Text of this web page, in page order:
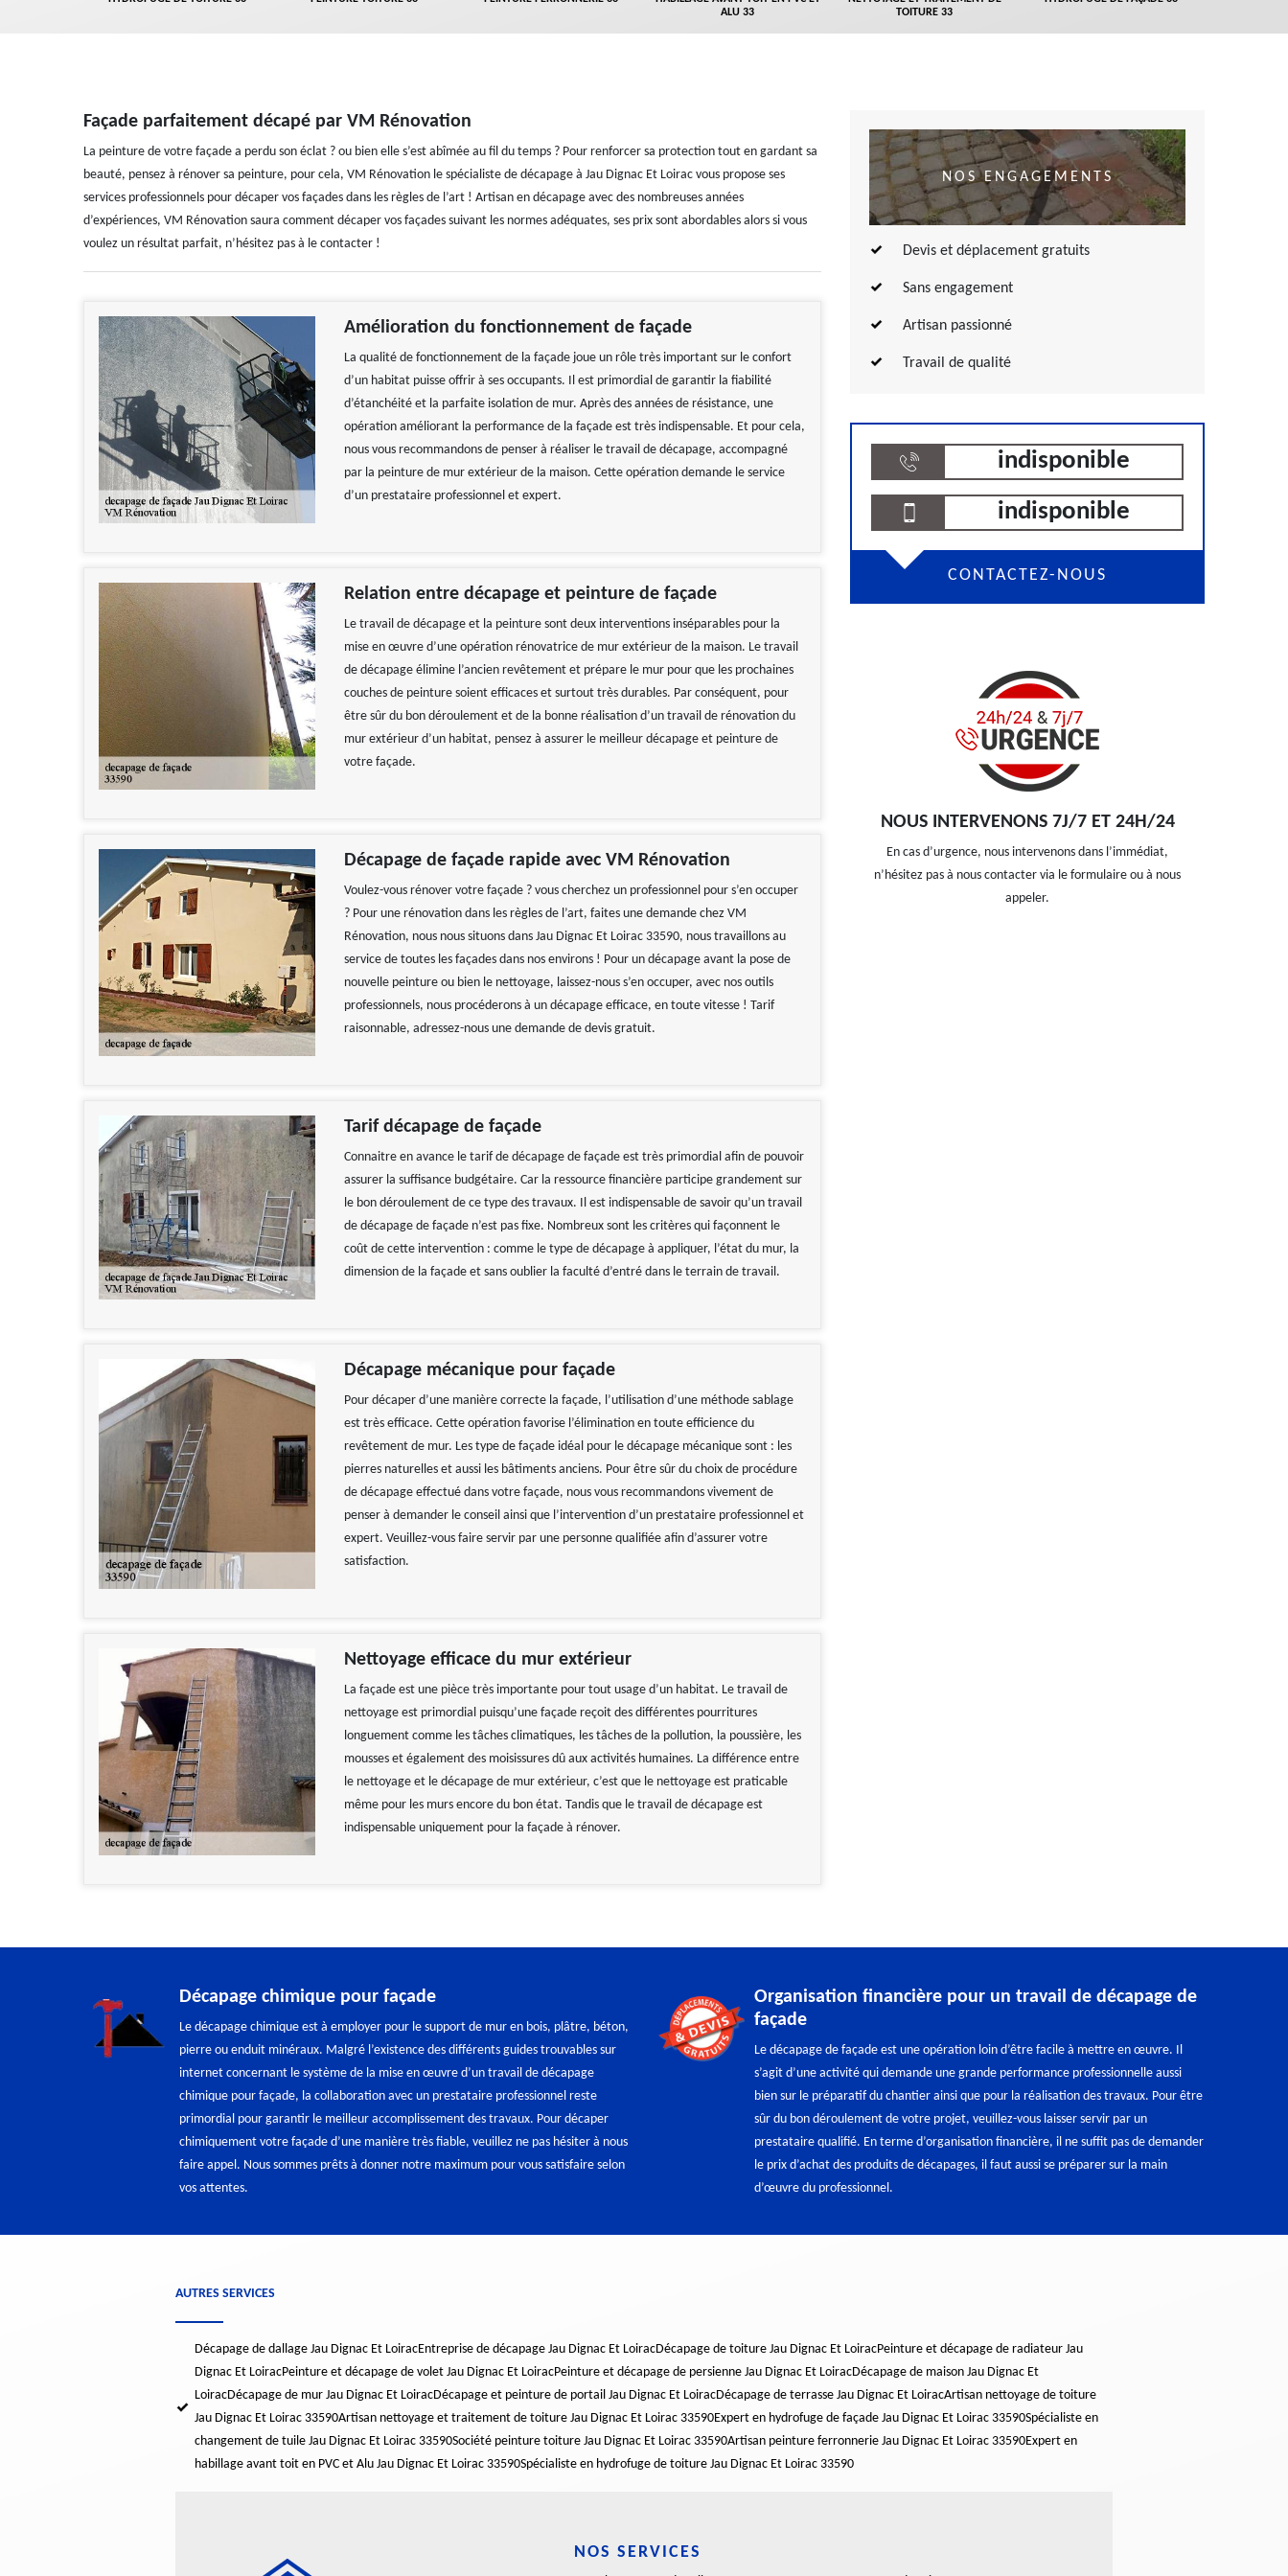
ALU 33
TOITURE 33
Façade parfaitement décapé par VM Rénovation
La peinture de votre façade a perdu son éclat ? ou bien elle s’est abîmée au fil du temps ? Pour renforcer sa protection tout en gardant sa
beauté, pensez à rénover sa peinture, pour cela, VM Rénovation le spécialiste de décapage à Jau Dignac Et Loirac vous propose ses
services professionnels pour décaper vos façades dans les règles de l’art ! Artisan en décapage avec des nombreuses années
d’expériences, VM Rénovation saura comment décaper vos façades suivant les normes adéquates, ses prix sont abordables alors si vous
voulez un résultat parfait, n’hésitez pas à le contacter !
Amélioration du fonctionnement de façade
La qualité de fonctionnement de la façade joue un rôle très important sur le confort
d’un habitat puisse offrir à ses occupants. Il est primordial de garantir la fiabilité
d’étanchéité et la parfaite isolation de mur. Après des années de résistance, une
opération améliorant la performance de la façade est très indispensable. Et pour cela,
nous vous recommandons de penser à réaliser le travail de décapage, accompagné
par la peinture de mur extérieur de la maison. Cette opération demande le service
d’un prestataire professionnel et expert.
Relation entre décapage et peinture de façade
Le travail de décapage et la peinture sont deux interventions inséparables pour la
mise en œuvre d’une opération rénovatrice de mur extérieur de la maison. Le travail
de décapage élimine l’ancien revêtement et prépare le mur pour que les prochaines
couches de peinture soient efficaces et surtout très durables. Par conséquent, pour
être sûr du bon déroulement et de la bonne réalisation d’un travail de rénovation du
mur extérieur d’un habitat, pensez à assurer le meilleur décapage et peinture de
votre façade.
Décapage de façade rapide avec VM Rénovation
Voulez-vous rénover votre façade ? vous cherchez un professionnel pour s’en occuper
? Pour une rénovation dans les règles de l’art, faites une demande chez VM
Rénovation, nous nous situons dans Jau Dignac Et Loirac 33590, nous travaillons au
service de toutes les façades dans nos environs ! Pour un décapage avant la pose de
nouvelle peinture ou bien le nettoyage, laissez-nous s’en occuper, avec nos outils
professionnels, nous procéderons à un décapage efficace, en toute vitesse ! Tarif
raisonnable, adressez-nous une demande de devis gratuit.
Tarif décapage de façade
Connaitre en avance le tarif de décapage de façade est très primordial afin de pouvoir
assurer la suffisance budgétaire. Car la ressource financière participe grandement sur
le bon déroulement de ce type des travaux. Il est indispensable de savoir qu’un travail
de décapage de façade n’est pas fixe. Nombreux sont les critères qui façonnent le
coût de cette intervention : comme le type de décapage à appliquer, l’état du mur, la
dimension de la façade et sans oublier la faculté d’entré dans le terrain de travail.
Décapage mécanique pour façade
Pour décaper d’une manière correcte la façade, l’utilisation d’une méthode sablage
est très efficace. Cette opération favorise l’élimination en toute efficience du
revêtement de mur. Les type de façade idéal pour le décapage mécanique sont : les
pierres naturelles et aussi les bâtiments anciens. Pour être sûr du choix de procédure
de décapage effectué dans votre façade, nous vous recommandons vivement de
penser à demander le conseil ainsi que l’intervention d’un prestataire professionnel et
expert. Veuillez-vous faire servir par une personne qualifiée afin d’assurer votre
satisfaction.
Nettoyage efficace du mur extérieur
La façade est une pièce très importante pour tout usage d’un habitat. Le travail de
nettoyage est primordial puisqu’une façade reçoit des différentes pourritures
longuement comme les tâches climatiques, les tâches de la pollution, la poussière, les
mousses et également des moisissures dû aux activités humaines. La différence entre
le nettoyage et le décapage de mur extérieur, c’est que le nettoyage est praticable
même pour les murs encore du bon état. Tandis que le travail de décapage est
indispensable uniquement pour la façade à rénover.
NOS ENGAGEMENTS
Devis et déplacement gratuits
Sans engagement
Artisan passionné
Travail de qualité
indisponible
indisponible
CONTACTEZ-NOUS
NOUS INTERVENONS 7J/7 ET 24H/24
En cas d’urgence, nous intervenons dans l’immédiat,
n’hésitez pas à nous contacter via le formulaire ou à nous
appeler.
Décapage chimique pour façade
Le décapage chimique est à employer pour le support de mur en bois, plâtre, béton,
pierre ou enduit minéraux. Malgré l’existence des différents guides trouvables sur
internet concernant le système de la mise en œuvre d’un travail de décapage
chimique pour façade, la collaboration avec un prestataire professionnel reste
primordial pour garantir le meilleur accomplissement des travaux. Pour décaper
chimiquement votre façade d’une manière très fiable, veuillez ne pas hésiter à nous
faire appel. Nous sommes prêts à donner notre maximum pour vous satisfaire selon
vos attentes.
Organisation financière pour un travail de décapage de
façade
Le décapage de façade est une opération loin d’être facile à mettre en œuvre. Il
s’agit d’une activité qui demande une grande performance professionnelle aussi
bien sur le préparatif du chantier ainsi que pour la réalisation des travaux. Pour être
sûr du bon déroulement de votre projet, veuillez-vous laisser servir par un
prestataire qualifié. En terme d’organisation financière, il ne suffit pas de demander
le prix d’achat des produits de décapages, il faut aussi se préparer sur la main
d’œuvre du professionnel.
AUTRES SERVICES
Décapage de dallage Jau Dignac Et LoiracEntreprise de décapage Jau Dignac Et LoiracDécapage de toiture Jau Dignac Et LoiracPeinture et décapage de radiateur Jau
Dignac Et LoiracPeinture et décapage de volet Jau Dignac Et LoiracPeinture et décapage de persienne Jau Dignac Et LoiracDécapage de maison Jau Dignac Et
LoiracDécapage de mur Jau Dignac Et LoiracDécapage et peinture de portail Jau Dignac Et LoiracDécapage de terrasse Jau Dignac Et LoiracArtisan nettoyage de toiture
Jau Dignac Et Loirac 33590Artisan nettoyage et traitement de toiture Jau Dignac Et Loirac 33590Expert en hydrofuge de façade Jau Dignac Et Loirac 33590Spécialiste en
changement de tuile Jau Dignac Et Loirac 33590Société peinture toiture Jau Dignac Et Loirac 33590Artisan peinture ferronnerie Jau Dignac Et Loirac 33590Expert en
habillage avant toit en PVC et Alu Jau Dignac Et Loirac 33590Spécialiste en hydrofuge de toiture Jau Dignac Et Loirac 33590
NOS SERVICES